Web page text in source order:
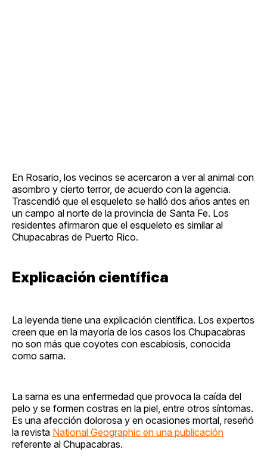
En Rosario, los vecinos se acercaron a ver al animal con
asombro y cierto terror, de acuerdo con la agencia.
Trascendió que el esqueleto se halló dos años antes en
un campo al norte de la provincia de Santa Fe. Los
residentes afirmaron que el esqueleto es similar al
Chupacabras de Puerto Rico.
Explicación científica
La leyenda tiene una explicación científica. Los expertos
creen que en la mayoría de los casos los Chupacabras
no son más que coyotes con escabiosis, conocida
como sarna.
La sarna es una enfermedad que provoca la caída del
pelo y se formen costras en la piel, entre otros síntomas.
Es una afección dolorosa y en ocasiones mortal, reseñó
la revista National Geographic en una publicación
referente al Chupacabras.